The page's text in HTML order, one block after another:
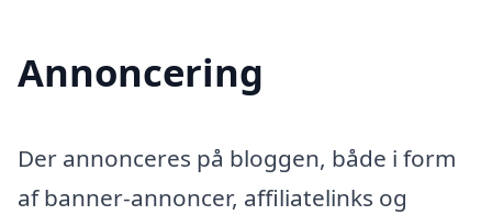
Annoncering
Der annonceres på bloggen, både i form
af banner-annoncer, affiliatelinks og